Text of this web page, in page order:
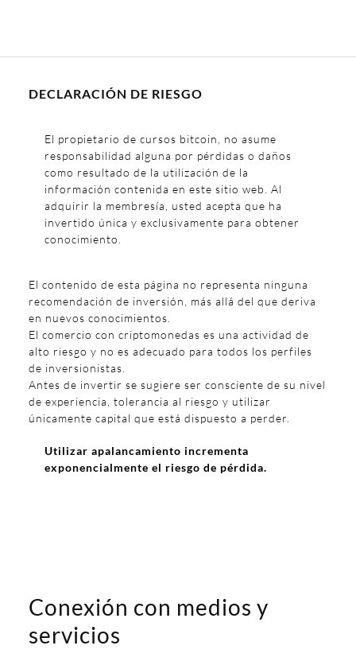
DECLARACIÓN DE RIESGO
El propietario de cursos bitcoin, no asume
responsabilidad alguna por pérdidas o daños
como resultado de la utilización de la
información contenida en este sitio web. Al
adquirir la membresía, usted acepta que ha
invertido única y exclusivamente para obtener
conocimiento.
El contenido de esta página no representa ninguna
recomendación de inversión, más allá del que deriva
en nuevos conocimientos.
El comercio con criptomonedas es una actividad de
alto riesgo y no es adecuado para todos los perfiles
de inversionistas.
Antes de invertir se sugiere ser consciente de su nivel
de experiencia, tolerancia al riesgo y utilizar
únicamente capital que está dispuesto a perder.
Utilizar apalancamiento incrementa
exponencialmente el riesgo de pérdida.
Conexión con medios y
servicios